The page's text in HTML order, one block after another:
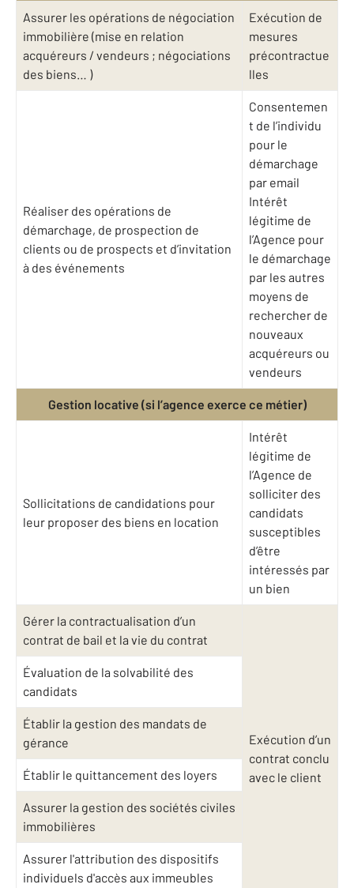
Assurer les opérations de négociation
immobilière (mise en relation
acquéreurs / vendeurs ; négociations
des biens… )
Exécution de
mesures
précontractue
lles
Réaliser des opérations de
démarchage, de prospection de
clients ou de prospects et d’invitation
à des événements
Consentemen
t de l’individu
pour le
démarchage
par email
Intérêt
légitime de
l’Agence pour
le démarchage
par les autres
moyens de
rechercher de
nouveaux
acquéreurs ou
vendeurs
Gestion locative (si l’agence exerce ce métier)
Sollicitations de candidations pour
leur proposer des biens en location
Intérêt
légitime de
l’Agence de
solliciter des
candidats
susceptibles
d’être
intéressés par
un bien
Gérer la contractualisation d’un
contrat de bail et la vie du contrat
Exécution d’un
contrat conclu
avec le client
Évaluation de la solvabilité des
candidats
Établir la gestion des mandats de
gérance
Établir le quittancement des loyers
Assurer la gestion des sociétés civiles
immobilières
Assurer l'attribution des dispositifs
individuels d'accès aux immeubles